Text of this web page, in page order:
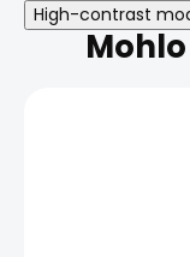
High-contrast